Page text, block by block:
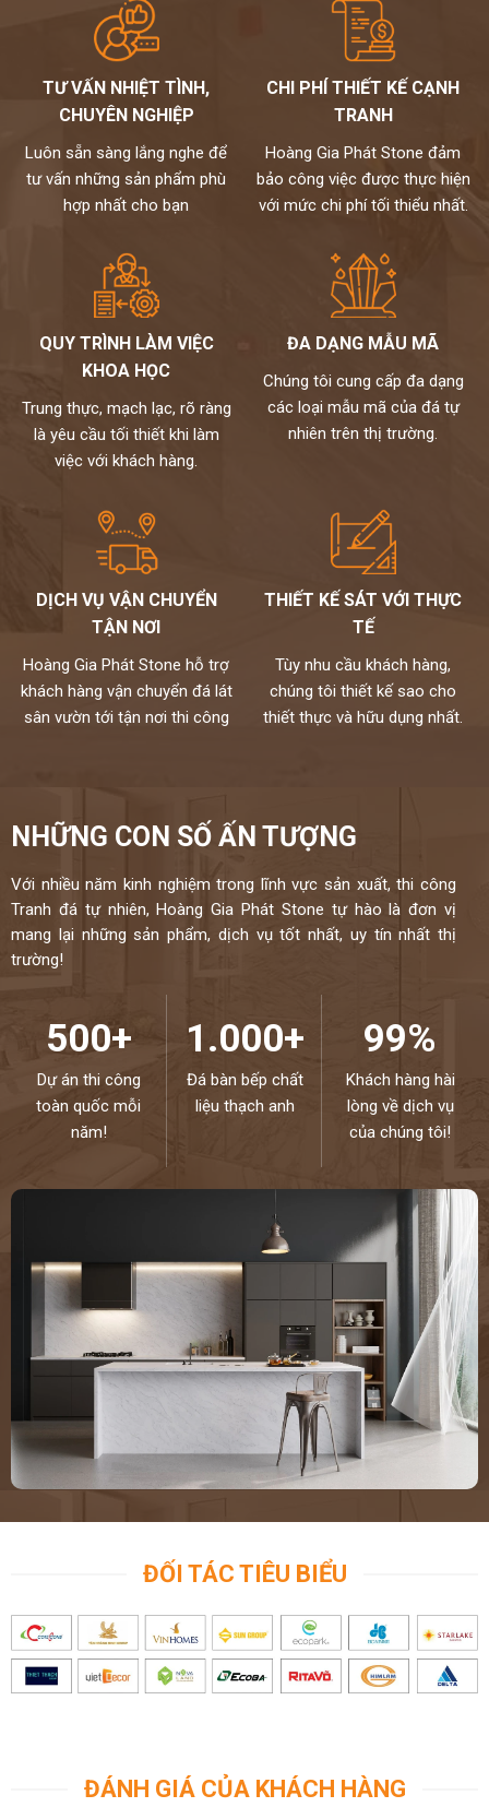
TƯ VẤN NHIỆT TÌNH,
CHUYÊN NGHIỆP
Luôn sẵn sàng lắng nghe để
tư vấn những sản phẩm phù
hợp nhất cho bạn
CHI PHÍ THIẾT KẾ CẠNH
TRANH
Hoàng Gia Phát Stone đảm
bảo công việc được thực hiện
với mức chi phí tối thiểu nhất.
QUY TRÌNH LÀM VIỆC
KHOA HỌC
Trung thực, mạch lạc, rõ ràng
là yêu cầu tối thiết khi làm
việc với khách hàng.
ĐA DẠNG MẪU MÃ
Chúng tôi cung cấp đa dạng
các loại mẫu mã của đá tự
nhiên trên thị trường.
DỊCH VỤ VẬN CHUYỂN
TẬN NƠI
Hoàng Gia Phát Stone hỗ trợ
khách hàng vận chuyển đá lát
sân vườn tới tận nơi thi công
THIẾT KẾ SÁT VỚI THỰC
TẾ
Tùy nhu cầu khách hàng,
chúng tôi thiết kế sao cho
thiết thực và hữu dụng nhất.
NHỮNG CON SỐ ẤN TƯỢNG
Với nhiều năm kinh nghiệm trong lĩnh vực sản xuất, thi công
Tranh đá tự nhiên, Hoàng Gia Phát Stone tự hào là đơn vị
mang lại những sản phẩm, dịch vụ tốt nhất, uy tín nhất thị
trường!
500+
Dự án thi công
toàn quốc mỗi
năm!
1.000+
Đá bàn bếp chất
liệu thạch anh
99%
Khách hàng hài
lòng về dịch vụ
của chúng tôi!
ĐỐI TÁC TIÊU BIỂU
ĐÁNH GIÁ CỦA KHÁCH HÀNG